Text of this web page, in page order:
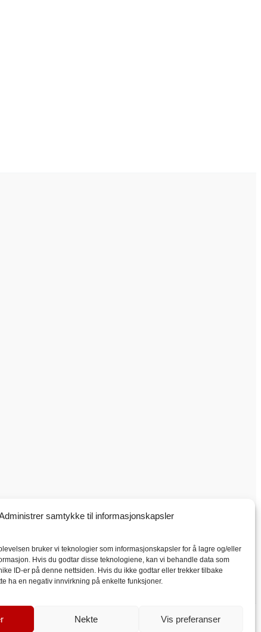
samtykke til informasjonskapsler
bruker vi teknologier som informasjonskapsler for å lagre og/eller
Hvis du godtar disse teknologiene, kan vi behandle data som
ID-er på denne nettsiden. Hvis du ikke godtar eller trekker tilbake
ha en negativ innvirkning på enkelte funksjoner.
Nekte Vis preferanser